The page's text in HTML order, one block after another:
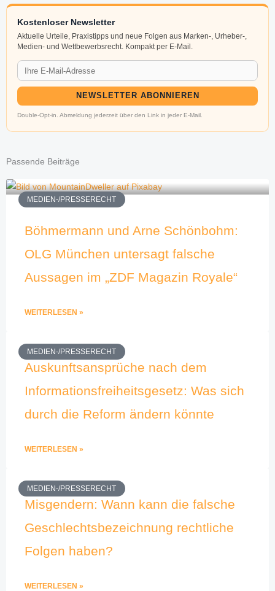
Kostenloser Newsletter
Aktuelle Urteile, Praxistipps und neue Folgen aus Marken-, Urheber-,
Medien- und Wettbewerbsrecht. Kompakt per E-Mail.
NEWSLETTER ABONNIEREN
Double-Opt-in. Abmeldung jederzeit über den Link in jeder E-Mail.
Passende Beiträge
MEDIEN-/PRESSERECHT
Böhmermann und Arne Schönbohm:
OLG München untersagt falsche
Aussagen im „ZDF Magazin Royale“
WEITERLESEN »
MEDIEN-/PRESSERECHT
Auskunftsansprüche nach dem
Informationsfreiheitsgesetz: Was sich
durch die Reform ändern könnte
WEITERLESEN »
MEDIEN-/PRESSERECHT
Misgendern: Wann kann die falsche
Geschlechtsbezeichnung rechtliche
Folgen haben?
WEITERLESEN »